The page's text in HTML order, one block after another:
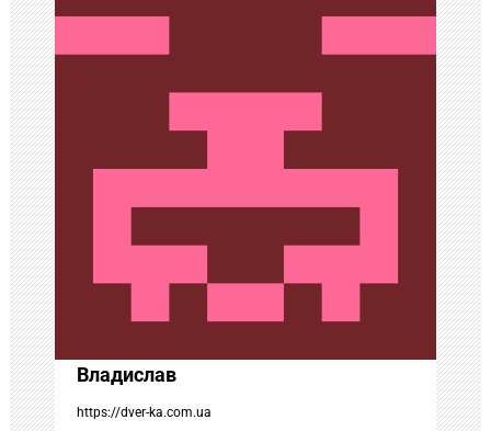
ц
и
я
п
о
з
а
п
Владислав
https://dver-ka.com.ua